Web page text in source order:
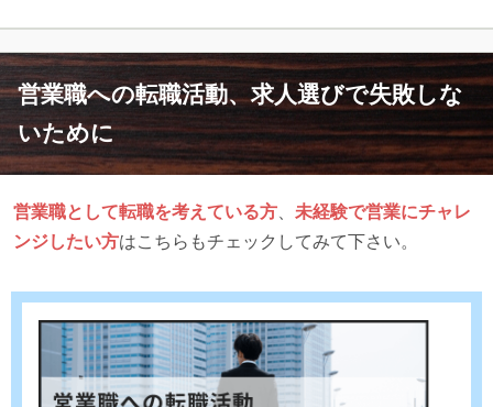
営業職への転職活動、求人選びで失敗しな
いために
営業職として転職を考えている方、 未経験で営業にチャレ
ンジしたい方はこちらもチェックしてみて下さい。